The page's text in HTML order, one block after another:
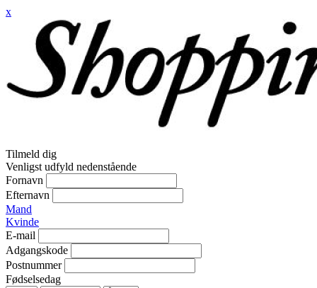
x
Tilmeld dig
Venligst udfyld nedenstående
Fornavn
Efternavn
Mand
Kvinde
E-mail
Adgangskode
Postnummer
Fødselsedag